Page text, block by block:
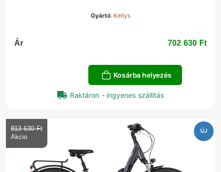
Gyártó: Kellys
Ár 702 630 Ft‎
Kosárba helyezés
Raktáron - ingyenes szállítás
ÚJ
813 630 Ft‎